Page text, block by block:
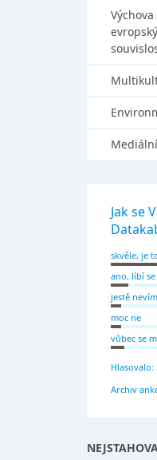
Jak se
skvěle, je
ano, líbí se
jestě nevím
moc ne
vůbec se
Hlasovalo:
Archiv